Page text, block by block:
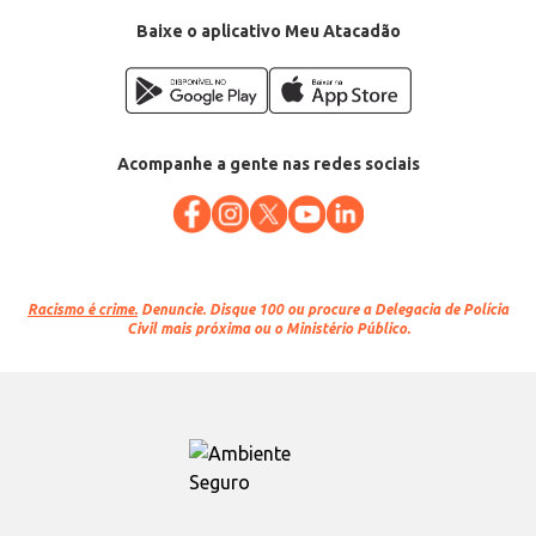
Baixe o aplicativo Meu Atacadão
Acompanhe a gente nas redes sociais
Racismo é crime. Denuncie. Disque 100 ou procure a Delegacia de Polícia
Civil mais próxima ou o Ministério Público.